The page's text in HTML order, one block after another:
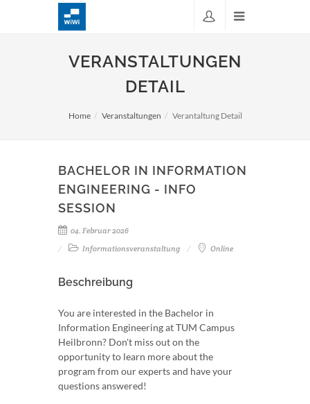
VERANSTALTUNGEN
DETAIL
Home Veranstaltungen Verantaltung Detail
BACHELOR IN INFORMATION
ENGINEERING - INFO
SESSION
04. Februar 2026
Informationsveranstaltung
Online
Beschreibung
You are interested in the Bachelor in
Information Engineering at TUM Campus
Heilbronn? Don't miss out on the
opportunity to learn more about the
program from our experts and have your
questions answered!